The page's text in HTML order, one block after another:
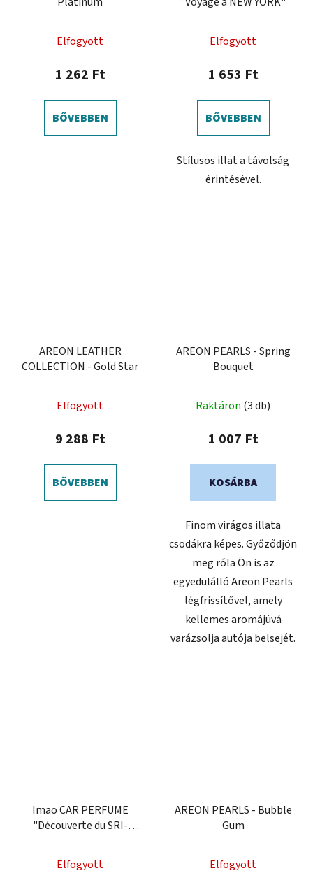
Elfogyott
1 262 Ft
BŐVEBBEN
termék
átlagos
5-
ből
csillag.
Elfogyott
1 653 Ft
BŐVEBBEN
Stílusos illat a távolság
érintésével.
AREON LEATHER
COLLECTION - Gold Star
termék
átlagos
5-
ből
Elfogyott
9 288 Ft
BŐVEBBEN
AREON PEARLS - Spring
Bouquet
Raktáron (3 db)
1 007 Ft
KOSÁRBA
Finom virágos illata
csodákra képes. Győződjön
meg róla Ön is az
egyedülálló Areon Pearls
légfrissítővel, amely
kellemes aromájúvá
varázsolja autója belsejét.
Imao CAR PERFUME
"Découverte du SRI-
Elfogyott
AREON PEARLS - Bubble
Gum
Elfogyott